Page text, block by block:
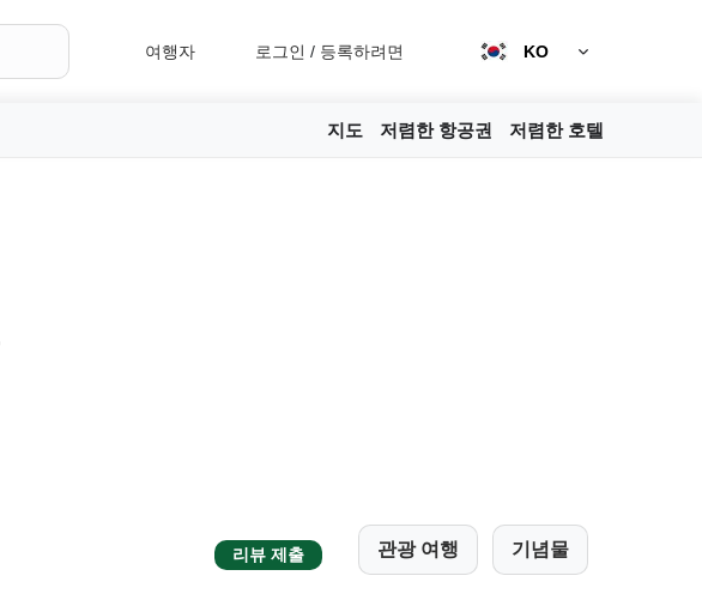
여행자 로그인 / 등록하려면 KO
지도 저렴한 항공권 저렴한 호텔
리뷰 제출 관광 여행 기념물